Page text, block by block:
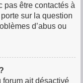
pas être contactés à
sur la question
d’abus ou
forum ait désactivé